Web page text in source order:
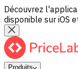
Découvrez
disponible sur iOS
Produits